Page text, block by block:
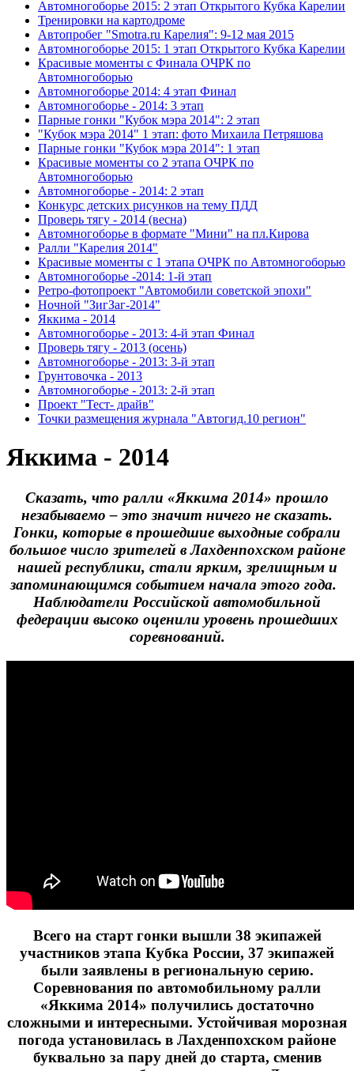
Автомногоборье 2015: 2 этап Открытого Кубка Карелии
Тренировки на картодроме
Автопробег "Smotra.ru Карелия": 9-12 мая 2015
Автомногоборье 2015: 1 этап Открытого Кубка Карелии
Красивые моменты с Финала ОЧРК по
Автомногоборью
Автомногоборье 2014: 4 этап Финал
Автомногоборье - 2014: 3 этап
Парные гонки "Кубок мэра 2014": 2 этап
"Кубок мэра 2014" 1 этап: фото Михаила Петряшова
Парные гонки "Кубок мэра 2014": 1 этап
Красивые моменты со 2 этапа ОЧРК по
Автомногоборью
Автомногоборье - 2014: 2 этап
Конкурс детских рисунков на тему ПДД
Проверь тягу - 2014 (весна)
Автомногоборье в формате "Мини" на пл.Кирова
Ралли "Карелия 2014"
Красивые моменты с 1 этапа ОЧРК по Автомногоборью
Автомногоборье -2014: 1-й этап
Ретро-фотопроект "Автомобили советской эпохи"
Ночной "ЗигЗаг-2014"
Яккима - 2014
Автомногоборье - 2013: 4-й этап Финал
Проверь тягу - 2013 (осень)
Автомногоборье - 2013: 3-й этап
Грунтовочка - 2013
Автомногоборье - 2013: 2-й этап
Проект "Тест- драйв"
Точки размещения журнала "Автогид.10 регион"
Яккима - 2014
Сказать, что ралли «Яккима 2014» прошло
незабываемо – это значит ничего не сказать.
Гонки, которые в прошедшие выходные собрали
большое число зрителей в Лахденпохском районе
нашей республики, стали ярким, зрелищным и
запоминающимся событием начала этого года.
Наблюдатели Российской автомобильной
федерации высоко оценили уровень прошедших
соревнований.
Всего на старт гонки вышли 38 экипажей
участников этапа Кубка России, 37 экипажей
были заявлены в региональную серию.
Соревнования по автомобильному ралли
«Яккима 2014» получились достаточно
сложными и интересными. Устойчивая морозная
погода установилась в Лахденпохском районе
буквально за пару дней до старта, сменив